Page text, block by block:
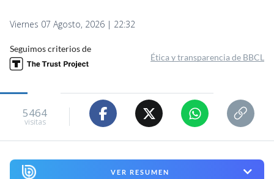
Viernes 07 Agosto, 2026 | 22:32
Seguimos criterios de
Ética y transparencia de BBCL
5464
visitas
VER RESUMEN